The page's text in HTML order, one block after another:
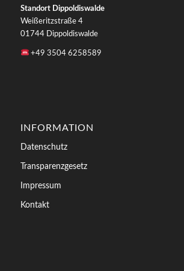
Standort Dippoldiswalde
Weißeritzstraße 4
01744 Dippoldiswalde
+49 3504 6258589
INFORMATION
Datenschutz
Transparenzgesetz
Impressum
Kontakt